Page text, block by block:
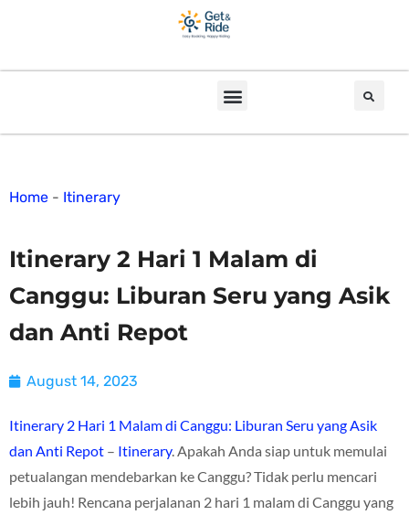
Home - Itinerary
Itinerary 2 Hari 1 Malam di
Canggu: Liburan Seru yang Asik
dan Anti Repot
August 14, 2023
Itinerary 2 Hari 1 Malam di Canggu: Liburan Seru yang Asik
dan Anti Repot – Itinerary. Apakah Anda siap untuk memulai
petualangan mendebarkan ke Canggu? Tidak perlu mencari
lebih jauh! Rencana perjalanan 2 hari 1 malam di Canggu yang